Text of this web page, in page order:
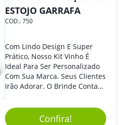
ESTOJO GARRAFA
COD.:750
Com Lindo Design E Super
Prático, Nosso Kit Vinho É
Ideal Para Ser Personalizado
Com Sua Marca. Seus Clientes
Irão Adorar. O Brinde Conta
Estojo Emborrachado. Demais,
Não É?!
Confira!